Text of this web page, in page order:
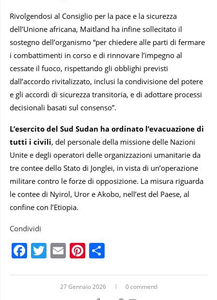
Rivolgendosi al Consiglio per la pace e la sicurezza
dell’Unione africana, Maitland ha infine sollecitato il
sostegno dell’organismo “per chiedere alle parti di fermare
i combattimenti in corso e di rinnovare l’impegno al
cessate il fuoco, rispettando gli obblighi previsti
dall’accordo rivitalizzato, inclusi la condivisione del potere
e gli accordi di sicurezza transitoria, e di adottare processi
decisionali basati sul consenso”.
L’esercito del Sud Sudan ha ordinato l’evacuazione di
tutti i civili, del personale della missione delle Nazioni
Unite e degli operatori delle organizzazioni umanitarie da
tre contee dello Stato di Jonglei, in vista di un’operazione
militare contro le forze di opposizione. La misura riguarda
le contee di Nyirol, Uror e Akobo, nell’est del Paese, al
confine con l’Etiopia.
Condividi
Facebook
Twitter
EmailPinterest
27 Gennaio 2026 0 commentI